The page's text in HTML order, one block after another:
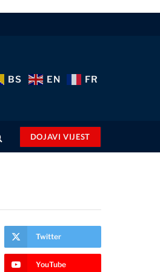
BS EN FR
DOJAVI VIJEST
Twitter
YouTube